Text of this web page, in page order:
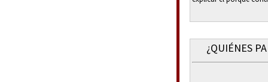
¿QUIÉNES